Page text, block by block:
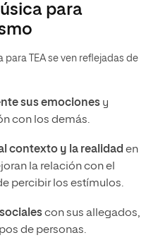
para
para TEA se ven reflejadas de
sus emocionesy
con los demás.
contexto y la realidad en
la relación con el
percibir los estímulos.
con sus allegados,
de personas.